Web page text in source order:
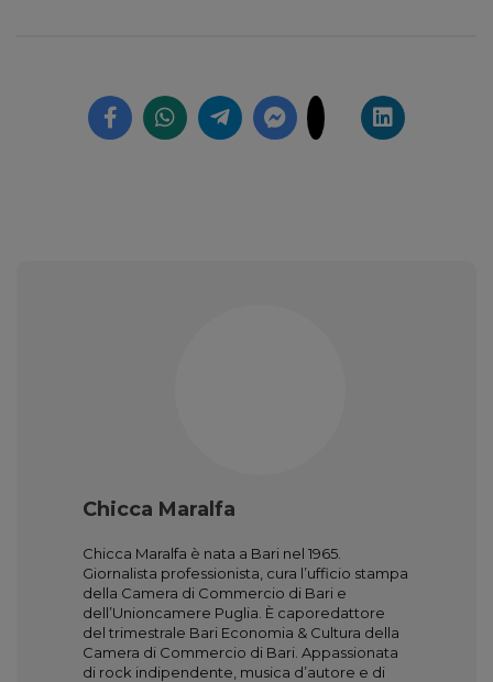
Chicca Maralfa
Chicca Maralfa è nata a Bari nel 1965.
Giornalista professionista, cura l’ufficio stampa
della Camera di Commercio di Bari e
dell’Unioncamere Puglia. È caporedattore
del trimestrale Bari Economia & Cultura della
Camera di Commercio di Bari. Appassionata
di rock indipendente, musica d’autore e di